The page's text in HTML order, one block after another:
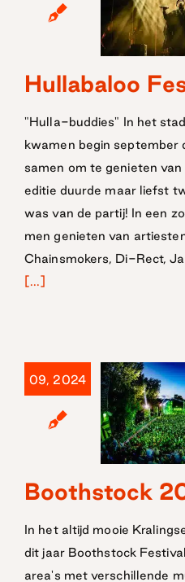
Hullabaloo
"Hulla-buddies" In het
kwamen begin
samen om te genieten
editie duurde maar liefst
was van de partij! In een
men genieten van
Chainsmokers, Di-Rect,
[...]
09, 2024
Boothstock
In het altijd mooie
dit jaar Boothstock
area's met verschillende